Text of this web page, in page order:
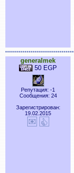
generalmek
50 EGP
Репутация: -1
Сообщения: 24
Зарегистрирован:
19.02.2015